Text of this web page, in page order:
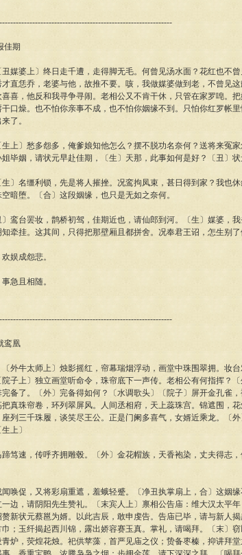
佳期
丑媒婆上〕终日走千遭，走得脚无毛。何曾见汤水面？花红也不
直恁乔，老婆与他，故推不要。咳，我做媒婆做到老，不曾见
喜喜，他反和我寻争寻闹。老相公又不肯干休，只管在家罗唣。
口燥。也不怕你亲事不成，也不怕你姻缘不到。只怕你红罗帐
了。
生上〕愁多怨多，俺爹娘知他怎么？摆不脱功名奈何？送将来冤
毕姻，请状元早赴佳期，〔生〕天那，此事如何是好？〔丑〕状
生〕名缰利锁，先是将人摧挫。况鸾拘凤束，甚日得到家？我也
暗堕。〔合〕这段姻缘，也只是无如之奈何。
〕鸾台罢妆，鹊桥初驾，佳期近也，请仙郎到河。〔生〕媒婆，
牵挂。这其间，只得把那壁厢且都拼舍。况奉君王诏，怎生别
娱成怨悲。
急且相随。
鸾凰
〔外牛太师上〕烛影摇红，帘幕瑞烟浮动，画堂中珠围翠拥。妆
子上〕独立画堂听命令，珠帘底下一声传。老相公有何指挥？
完备了。〔外〕完备得如何？〔水调歌头〕〔院子〕屏开金孔雀
真珠帘卷，环列翠屏风。人间丞相府，天上蕊珠宫。锦遮围，
列三千珠履，谈笑尽王公。正是门阑多喜气，女婿近乘龙。〔
上〕
蹄笃速，传呼齐拥雕毂。〔外〕金花帽族，天香袍染，丈夫得志
闻唤促，又将彩扇重遮，羞蛾轻蹙。〔净丑执掌扇上，合〕这姻
边，请阴阳先生赞礼。〔末宾人上〕禀相公告庙：维大汉太平
新状元蔡邕为婿。以此吉辰，敢申虔告。告庙已毕，请与新人
；玉纤揭起西川锦，露出娇容赛玉真。掌礼，请喝拜。〔末〕
青炉，荧煌花烛。祀供苹藻，首严见庙之仪；贽备枣榛，抑讲拜